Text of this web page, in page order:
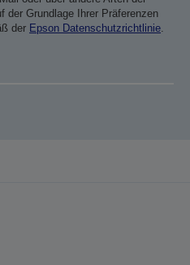
der Grundlage Ihrer Präferenzen
der Epson Datenschutzrichtlinie.